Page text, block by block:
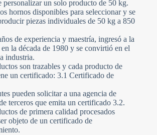
personalizar un solo producto de 50 kg.
hornos disponibles para seleccionar y se
piezas individuales de 50 kg a 850
de experiencia y maestría, ingresó a la
la década de 1980 y se convirtió en el
industria.
son trazables y cada producto de
un certificado: 3.1 Certificado de
pueden solicitar a una agencia de
terceros que emita un certificado 3.2.
de primera calidad procesados
objeto de un certificado de